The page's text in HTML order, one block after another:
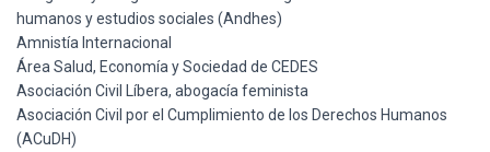
humanos y estudios sociales (Andhes)
Amnistía Internacional
Área Salud, Economía y Sociedad de CEDES
Asociación Civil Líbera, abogacía feminista
Asociación Civil por el Cumplimiento de los Derechos Humanos
(ACuDH)